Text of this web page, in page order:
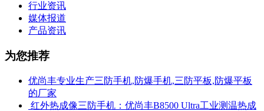
行业资讯
媒体报道
产品资讯
为您推荐
优尚丰专业生产三防手机,防爆手机,三防平板,防爆平板
的厂家
​ 红外热成像三防手机：优尚丰B8500 Ultra工业测温热成